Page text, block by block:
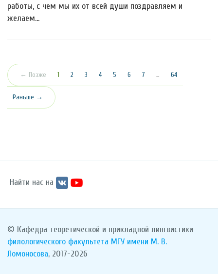
работы, с чем мы их от всей души поздравляем и
желаем…
← Позже 1 (текущая)
2 3 4 5 6 7 … 64
Раньше →
Найти нас на
© Кафедра теоретической и прикладной лингвистики
филологического факультета МГУ имени М. В.
Ломоносова, 2017-2026